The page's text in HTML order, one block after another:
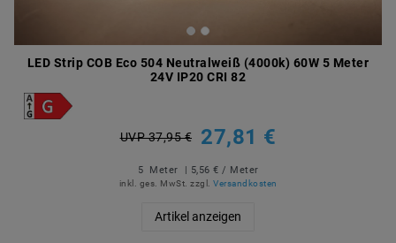
LED Strip COB Eco 504 Neutralweiß (4000k) 60W 5 Meter
24V IP20 CRI 82
UVP 37,95 € 27,81 €
5 Meter | 5,56 € / Meter
inkl. ges. MwSt. zzgl. Versandkosten
Artikel anzeigen